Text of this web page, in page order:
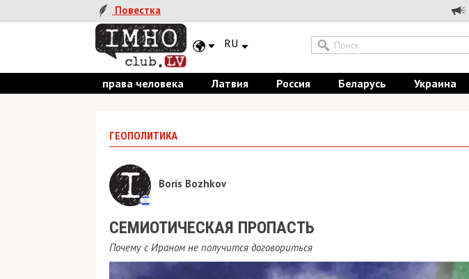
Повестка
RU
права человека Латвия Россия Беларусь Украина
ГЕОПОЛИТИКА
Boris Bozhkov
СЕМИОТИЧЕСКАЯ ПРОПАСТЬ
Почему с Ираном не получится договориться